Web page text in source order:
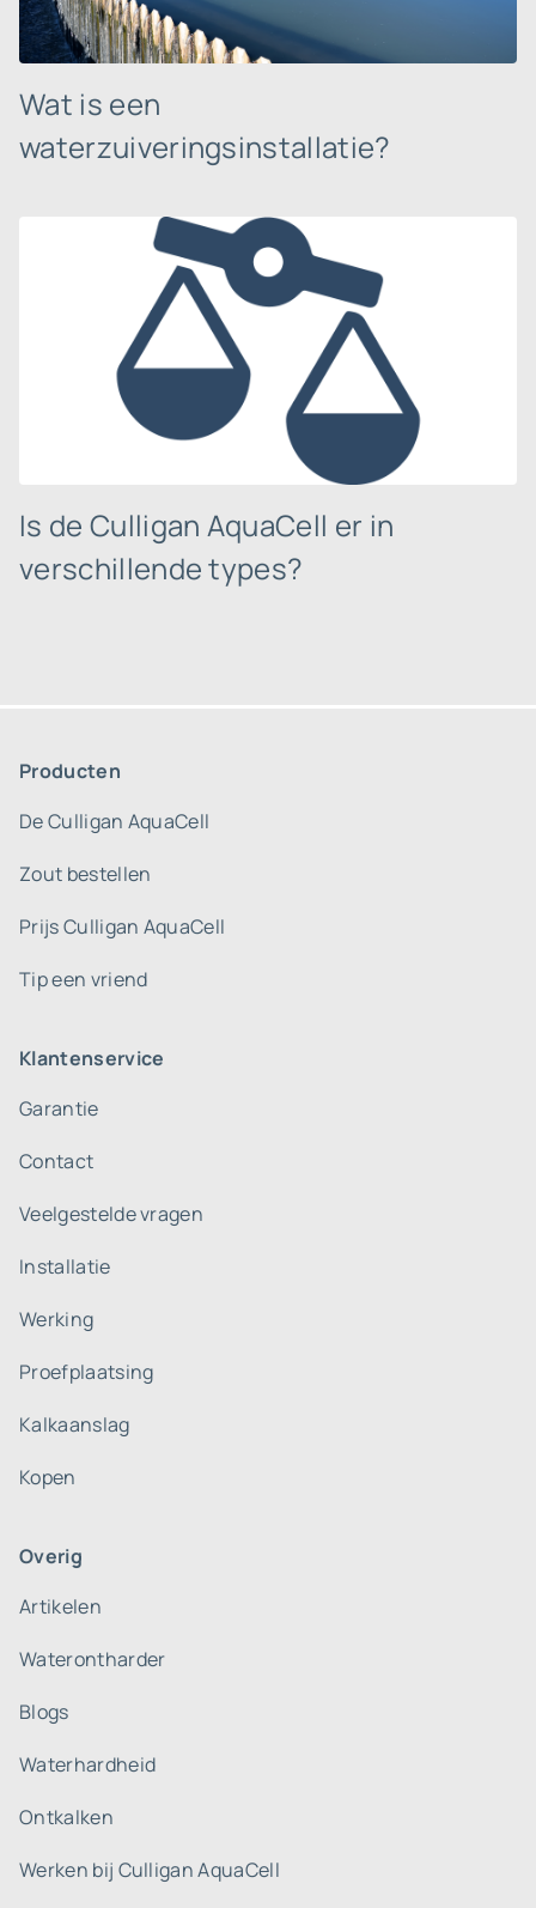
Wat is een
waterzuiveringsinstallatie?
Is de Culligan AquaCell er in
verschillende types?
Producten
De Culligan AquaCell
Zout bestellen
Prijs Culligan AquaCell
Tip een vriend
Klantenservice
Garantie
Contact
Veelgestelde vragen
Installatie
Werking
Proefplaatsing
Kalkaanslag
Kopen
Overig
Artikelen
Waterontharder
Blogs
Waterhardheid
Ontkalken
Werken bij Culligan AquaCell